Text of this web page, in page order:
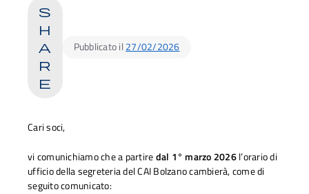
s
h
a
r
e
Pubblicato il 27/02/2026
Cari soci,
vi comunichiamo che a partiredal 1° marzo 2026l’orario di
ufficio della segreteria del CAI Bolzanocambierà, come di
seguito comunicato: